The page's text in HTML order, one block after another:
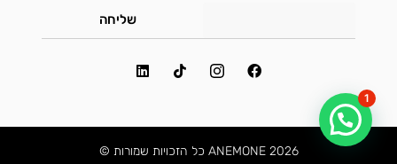
שליחה
2026 ANEMONE כל הזכויות שמורות ©
1